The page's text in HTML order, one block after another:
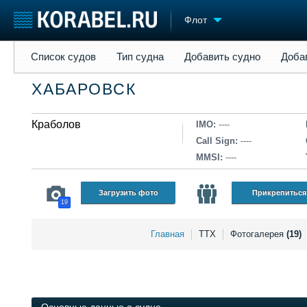
Флот
Судостроение
Пульс
Компании
Журнал
Реклама
Торговая площадка
Доска объявлений
Оборудование
Список судов Тип судна Добавить судно
ХАБАРОВСК
Краболов IMO: ----
Call Sign: ----
MMSI: ----
19
Загрузить фото Прикрепиться
Главная ТТХ Фотогалерея (19)